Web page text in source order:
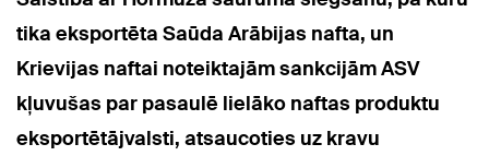
tika eksportēta Saūda Arābijas nafta, un
Krievijas naftai noteiktajām sankcijām ASV
kļuvušas par pasaulē lielāko naftas produktu
eksportētājvalsti, atsaucoties uz kravu